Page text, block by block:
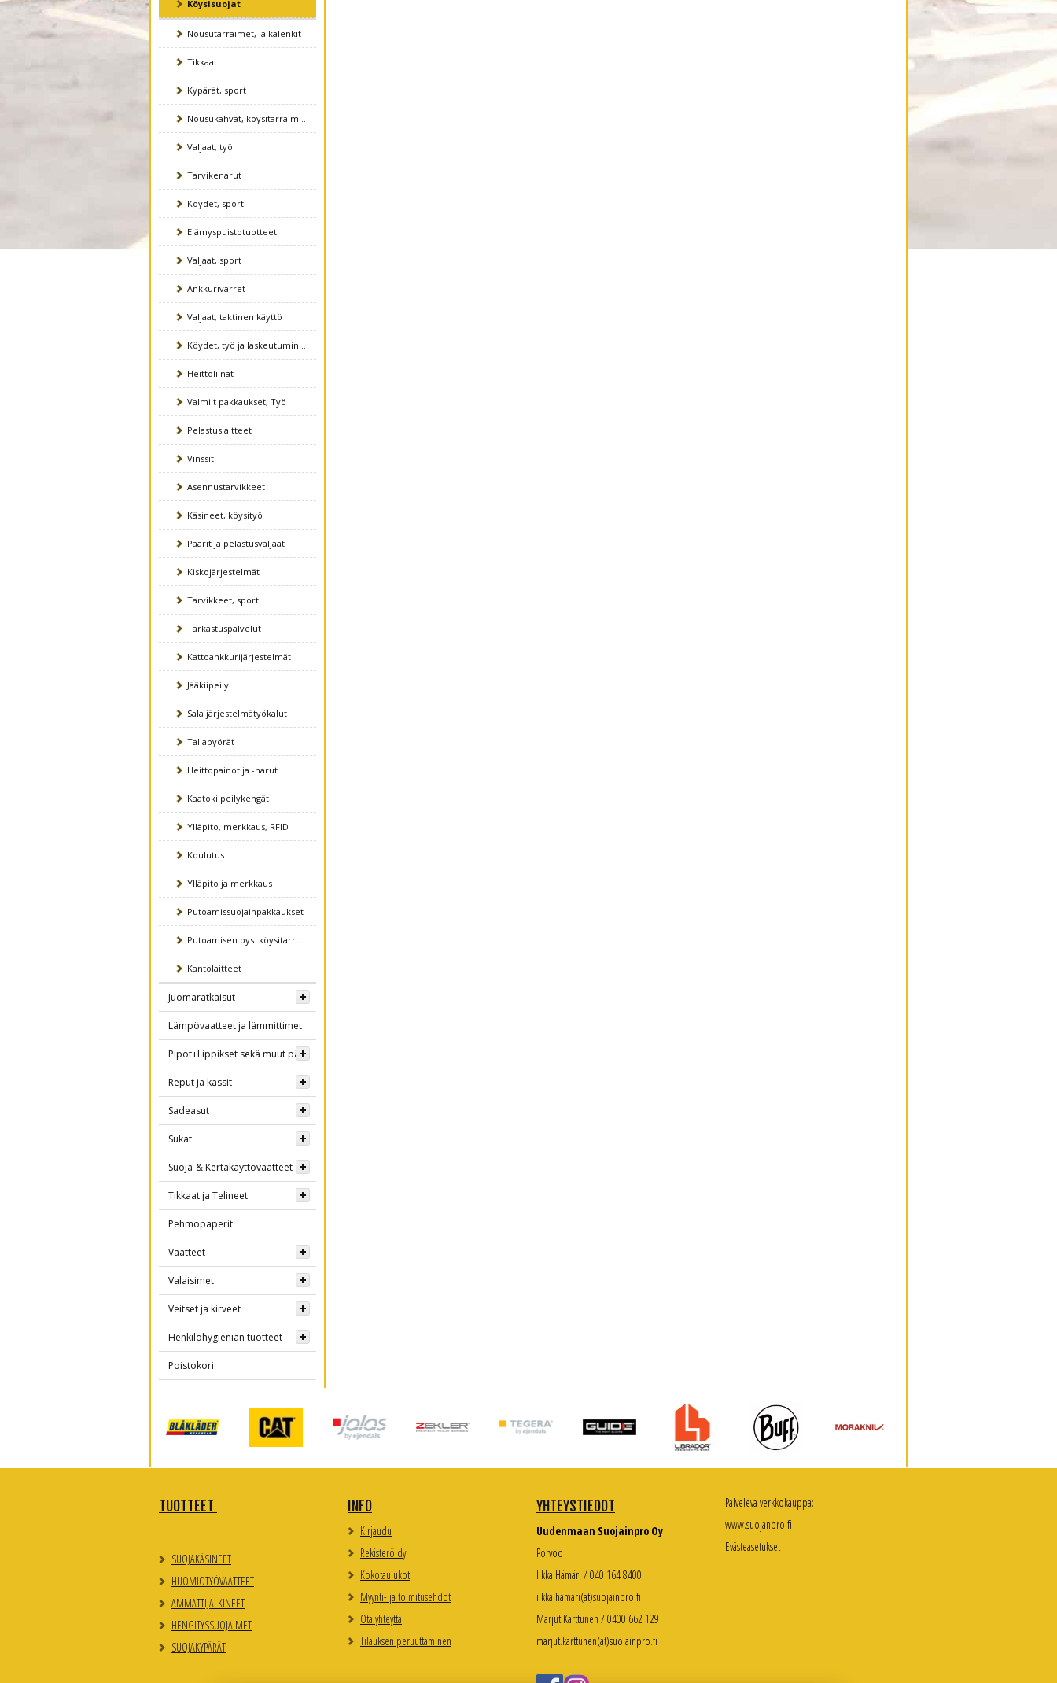
Köysisuojat
Nousutarraimet, jalkalenkit
Tikkaat
Kypärät, sport
Nousukahvat, köysitarraimet
Valjaat, työ
Tarvikenarut
Köydet, sport
Elämyspuistotuotteet
Valjaat, sport
Ankkurivarret
Valjaat, taktinen käyttö
Köydet, työ ja laskeutuminen
Heittoliinat
Valmiit pakkaukset, Työ
Pelastuslaitteet
Vinssit
Asennustarvikkeet
Käsineet, köysityö
Paarit ja pelastusvaljaat
Kiskojärjestelmät
Tarvikkeet, sport
Tarkastuspalvelut
Kattoankkurijärjestelmät
Jääkiipeily
Sala järjestelmätyökalut
Taljapyörät
Heittopainot ja -narut
Kaatokiipeilykengät
Ylläpito, merkkaus, RFID
Koulutus
Ylläpito ja merkkaus
Putoamissuojainpakkaukset
Putoamisen pys. köysitarraimet
Kantolaitteet
Juomaratkaisut
Lämpövaatteet ja lämmittimet
Pipot+Lippikset sekä muut päähineet
Reput ja kassit
Sadeasut
Sukat
Suoja-& Kertakäyttövaatteet
Tikkaat ja Telineet
Pehmopaperit
Vaatteet
Valaisimet
Veitset ja kirveet
Henkilöhygienian tuotteet
Poistokori
TUOTTEET
SUOJAKÄSINEET
HUOMIOTYÖVAATTEET
AMMATTIJALKINEET
HENGITYSSUOJAIMET
SUOJAKYPÄRÄT
INFO
Kirjaudu
Rekisteröidy
Kokotaulukot
Myynti- ja toimitusehdot
Ota yhteyttä
Tilauksen peruuttaminen
YHTEYSTIEDOT
Uudenmaan Suojainpro Oy
Porvoo
Ilkka Hämäri / 040 164 8400
ilkka.hamari(at)suojainpro.fi
Marjut Karttunen / 0400 662 129
marjut.karttunen(at)suojainpro.fi
Palveleva verkkokauppa:
www.suojanpro.fi
Evästeasetukset